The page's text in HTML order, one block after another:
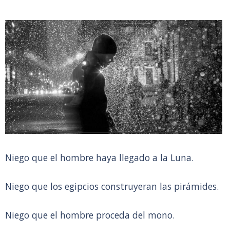
Niego que el hombre haya llegado a la Luna.
Niego que los egipcios construyeran las pirámides.
Niego que el hombre proceda del mono.